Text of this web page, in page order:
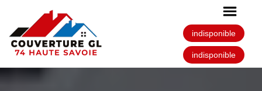
indisponible
indisponible